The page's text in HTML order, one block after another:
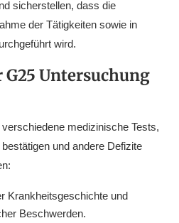
sicherstellen, dass die
der Tätigkeiten sowie in
wird.
G25 Untersuchung
medizinische Tests,
und andere Defizite
Krankheitsgeschichte und
Beschwerden.